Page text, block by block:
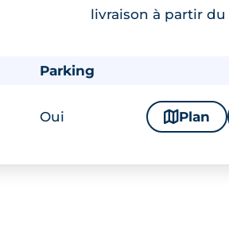
livraison à partir du
Parking
Oui 🗞 Plan